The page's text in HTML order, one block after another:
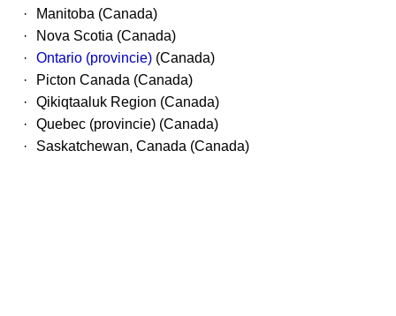
·
Manitoba (Canada)
·
Nova Scotia (Canada)
·
Ontario (provincie)(Canada)
·
Picton Canada (Canada)
·
Qikiqtaaluk Region (Canada)
·
Quebec (provincie) (Canada)
·
Saskatchewan, Canada (Canada)